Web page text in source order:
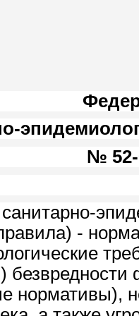
№ 52-
-
нормативы),